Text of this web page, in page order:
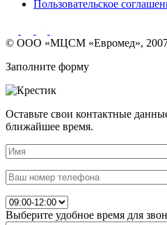
Пользовательское
© ООО «МЦСМ «Евромед», 2007
Заполните форму
Оставьте свои контактные
ближайшее время.
Выберите удобное время для